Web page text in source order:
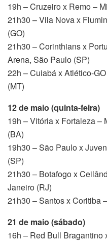
19h – Cruzeiro x Remo –
21h30 – Vila Nova x
(GO)
21h30 – Corinthians x
Arena, São Paulo (SP)
22h – Cuiabá x Atlético-
(MT)
12 de maio (quinta-feira)
19h – Vitória x Fortaleza –
(BA)
19h30 – São Paulo x
(SP)
21h30 – Botafogo x
Janeiro (RJ)
21h30 – Santos x Coritiba
21 de maio (sábado)
16h – Red Bull Bragantino